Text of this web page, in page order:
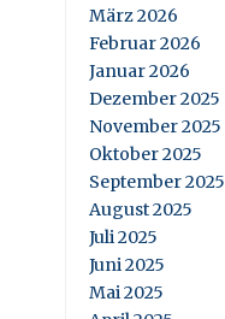
März 2026
Februar 2026
Januar 2026
Dezember 2025
November 2025
Oktober 2025
September 2025
August 2025
Juli 2025
Juni 2025
Mai 2025